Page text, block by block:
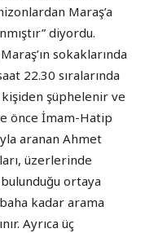
Maraş’a
diyordu.
sokaklarında
22.30 sıralarında
şüphelenir ve
önce İmam-Hatip
aranan Ahmet
üzerlerinde
ortaya
kadar arama
Ayrıca üç